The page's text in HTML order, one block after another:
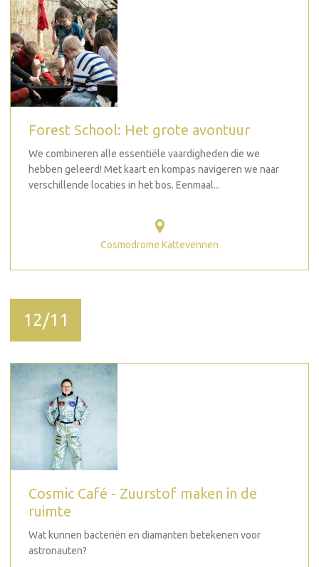
Forest School: Het grote avontuur
We combineren alle essentiële vaardigheden die we
hebben geleerd! Met kaart en kompas navigeren we naar
verschillende locaties in het bos. Eenmaal...
Cosmodrome Kattevennen
12/11
Cosmic Café - Zuurstof maken in de
ruimte
Wat kunnen bacteriën en diamanten betekenen voor
astronauten?